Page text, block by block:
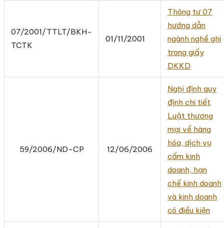
07/2001/TTLT/BKH-
TCTK
01/11/2001
Thông tư 07
hướng dẫn
ngành nghề ghi
trong giấy
DKKD
59/2006/ND-CP 12/06/2006
Nghị định quy
định chi tiết
Luật thương
mại về hàng
hóa, dịch vụ
cấm kinh
doanh, hạn
chế kinh doanh
và kinh doanh
có điều kiện